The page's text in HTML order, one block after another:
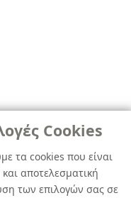
Cookies
τα cookies που είναι
αποτελεσματική
των επιλογών σας σε